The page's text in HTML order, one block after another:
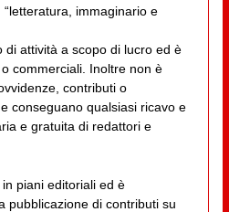
immaginario e
di attività a scopo di lucro ed è
commerciali. Inoltre non è
contributi o
conseguano qualsiasi ricavo e
e gratuita di redattori e
piani editoriali ed è
pubblicazione di contributi su